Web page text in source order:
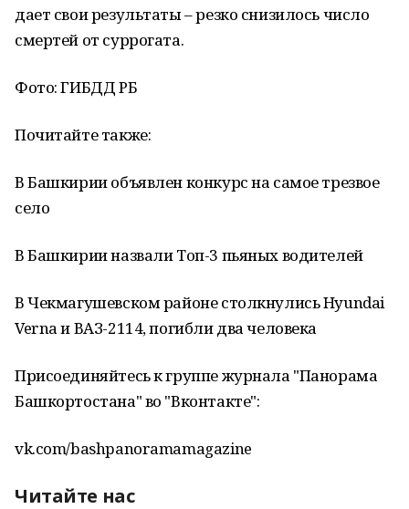
дает свои результаты – резко снизилось число
смертей от суррогата.
Фото: ГИБДД РБ
Почитайте также:
В Башкирии объявлен конкурс на самое трезвое
село
В Башкирии назвали Топ-3 пьяных водителей
В Чекмагушевском районе столкнулись Hyundai
Verna и ВАЗ-2114, погибли два человека
Присоединяйтесь к группе журнала "Панорама
Башкортостана" во "Вконтакте":
vk.com/bashpanoramamagazine
Читайте нас